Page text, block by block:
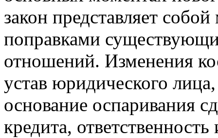
закон представляет
поправками
отношений. Изменения
устав юридического
основание оспаривания
кредита,